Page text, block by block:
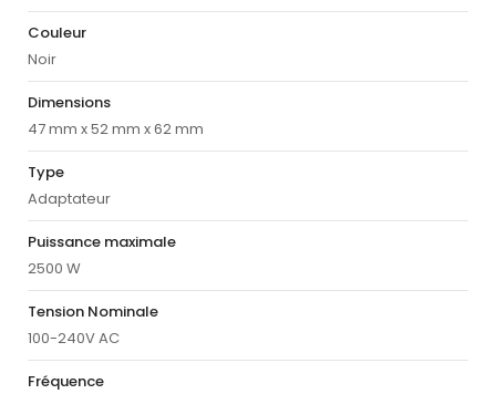
Couleur
Noir
Dimensions
47 mm x 52 mm x 62 mm
Type
Adaptateur
Puissance maximale
2500 W
Tension Nominale
100-240V AC
Fréquence